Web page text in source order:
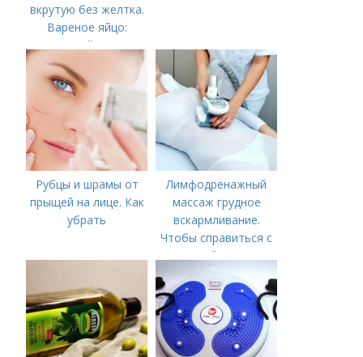
вкрутую без желтка.
Вареное яйцо:
калорийность
Рубцы и шрамы от
прыщей на лице. Как
убрать
Лимфодренажный
массаж грудное
вскармливание.
Чтобы справиться с
нагрубанием,
необходимо
предпринять
следующие действия: